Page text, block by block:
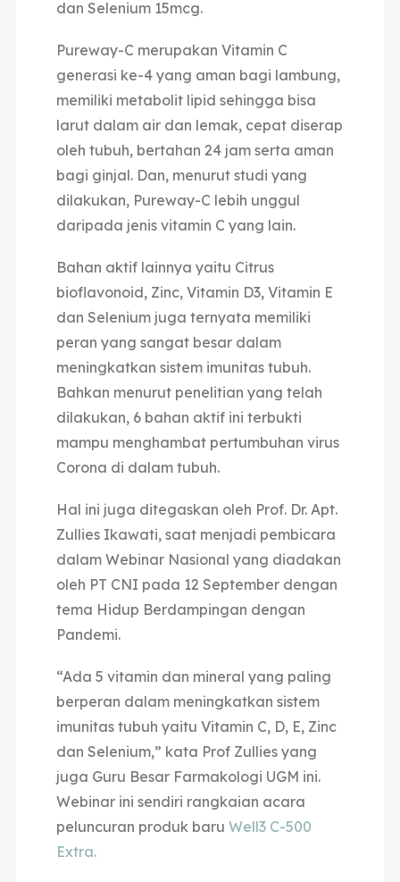
dan Selenium 15mcg.
Pureway-C merupakan Vitamin C
generasi ke-4 yang aman bagi lambung,
memiliki metabolit lipid sehingga bisa
larut dalam air dan lemak, cepat diserap
oleh tubuh, bertahan 24 jam serta aman
bagi ginjal. Dan, menurut studi yang
dilakukan, Pureway-C lebih unggul
daripada jenis vitamin C yang lain.
Bahan aktif lainnya yaitu Citrus
bioflavonoid, Zinc, Vitamin D3, Vitamin E
dan Selenium juga ternyata memiliki
peran yang sangat besar dalam
meningkatkan sistem imunitas tubuh.
Bahkan menurut penelitian yang telah
dilakukan, 6 bahan aktif ini terbukti
mampu menghambat pertumbuhan virus
Corona di dalam tubuh.
Hal ini juga ditegaskan oleh Prof. Dr. Apt.
Zullies Ikawati, saat menjadi pembicara
dalam Webinar Nasional yang diadakan
oleh PT CNI pada 12 September dengan
tema Hidup Berdampingan dengan
Pandemi.
“Ada 5 vitamin dan mineral yang paling
berperan dalam meningkatkan sistem
imunitas tubuh yaitu Vitamin C, D, E, Zinc
dan Selenium,” kata Prof Zullies yang
juga Guru Besar Farmakologi UGM ini.
Webinar ini sendiri rangkaian acara
peluncuran produk baru Well3 C-500
Extra.